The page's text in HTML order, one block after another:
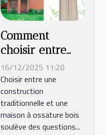
Comment
choisir entre
construction
traditionnelle et
maison ossature
bois ?
16/12/2025 11:20
Choisir entre une
construction
traditionnelle et une
maison à ossature bois
soulève des questions...